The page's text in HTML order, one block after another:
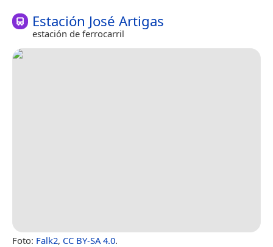
Estación José Artigas
estación de ferrocarril
Foto: Falk2, CC BY-SA 4.0.